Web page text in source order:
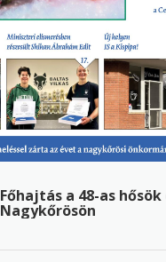
Főhajtás a 48-as
Nagykőrösön